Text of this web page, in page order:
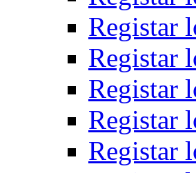
Registar
Registar
Registar
Registar
Registar